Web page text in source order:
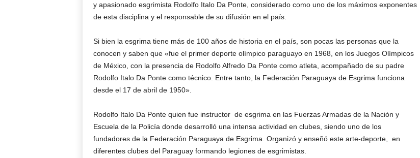
y apasionado esgrimista Rodolfo Italo Da Ponte, considerado como uno de los máximos exponentes
de esta disciplina y el responsable de su difusión en el país.
Si bien la esgrima tiene más de 100 años de historia en el país, son pocas las personas que la
conocen y saben que «fue el primer deporte olímpico paraguayo en 1968, en los Juegos Olímpicos
de México, con la presencia de Rodolfo Alfredo Da Ponte como atleta, acompañado de su padre
Rodolfo Italo Da Ponte como técnico. Entre tanto, la Federación Paraguaya de Esgrima funciona
desde el 17 de abril de 1950».
Rodolfo Italo Da Ponte quien fue instructor de esgrima en las Fuerzas Armadas de la Nación y
Escuela de la Policía donde desarrolló una intensa actividad en clubes, siendo uno de los
fundadores de la Federación Paraguaya de Esgrima. Organizó y enseñó este arte-deporte, en
diferentes clubes del Paraguay formando legiones de esgrimistas.